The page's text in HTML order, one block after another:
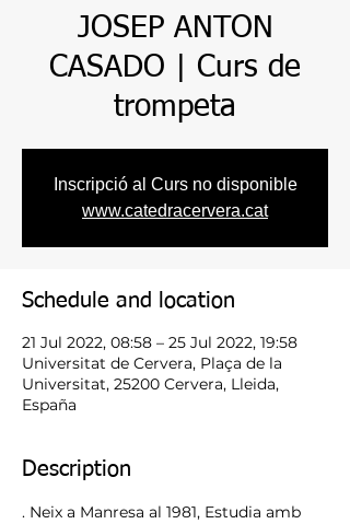
JOSEP ANTON
CASADO | Curs de
trompeta
Inscripció al Curs no disponible
www.catedracervera.cat
Schedule and location
21 Jul 2022, 08:58 – 25 Jul 2022, 19:58
Universitat de Cervera, Plaça de la
Universitat, 25200 Cervera, Lleida,
España
Description
. Neix a Manresa al 1981, Estudia amb